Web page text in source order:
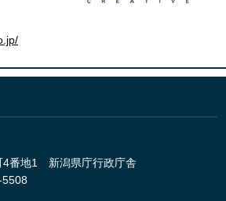
4番地1 新潟県庁行政庁舎
5508